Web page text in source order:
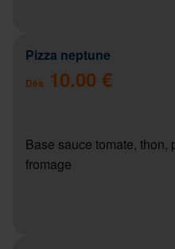
Pizza neptune
Dès 10.00 €
Base sauce tomate, thon,
fromage